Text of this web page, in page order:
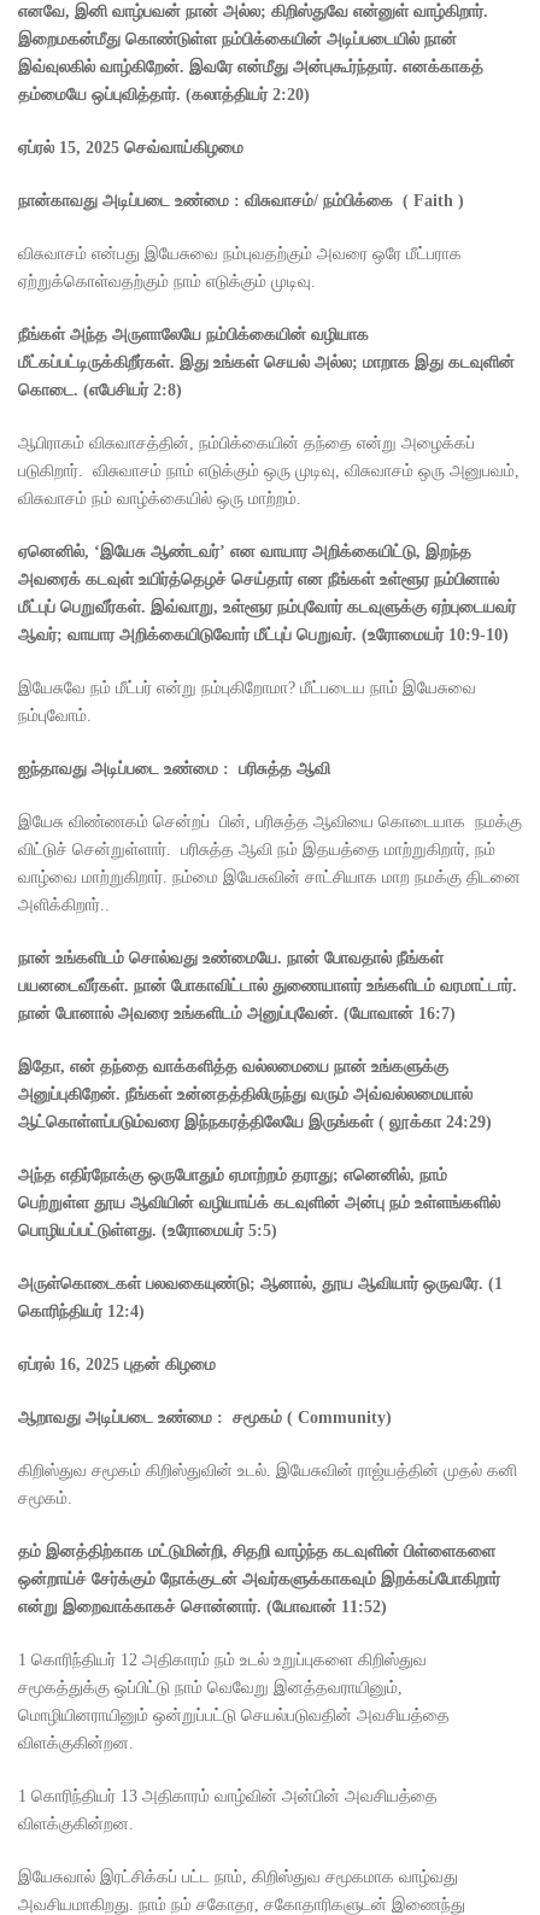
எனவே, இனி வாழ்பவன் நான் அல்ல; கிறிஸ்துவே என்னுள் வாழ்கிறார்.
இறைமகன்மீது கொண்டுள்ள நம்பிக்கையின் அடிப்படையில் நான்
இவ்வுலகில் வாழ்கிறேன். இவரே என்மீது அன்புகூர்ந்தார். எனக்காகத்
தம்மையே ஒப்புவித்தார். (கலாத்தியர் 2:20)
ஏப்ரல் 15, 2025 செவ்வாய்கிழமை
நான்காவது அடிப்படை உண்மை : விசுவாசம்/ நம்பிக்கை ( Faith )
விசுவாசம் என்பது இயேசுவை நம்புவதற்கும் அவரை ஒரே மீட்பராக
ஏற்றுக்கொள்வதற்கும் நாம் எடுக்கும் முடிவு.
நீங்கள் அந்த அருளாலேயே நம்பிக்கையின் வழியாக
மீட்கப்பட்டிருக்கிறீர்கள். இது உங்கள் செயல் அல்ல; மாறாக இது கடவுளின்
கொடை. (எபேசியர் 2:8)
ஆபிராகம் விசுவாசத்தின், நம்பிக்கையின் தந்தை என்று அழைக்கப்
படுகிறார். விசுவாசம் நாம் எடுக்கும் ஒரு முடிவு, விசுவாசம் ஒரு அனுபவம்,
விசுவாசம் நம் வாழ்க்கையில் ஒரு மாற்றம்.
ஏனெனில், ‘இயேசு ஆண்டவர்’ என வாயார அறிக்கையிட்டு, இறந்த
அவரைக் கடவுள் உயிர்த்தெழச் செய்தார் என நீங்கள் உள்ளூர நம்பினால்
மீட்புப் பெறுவீர்கள். இவ்வாறு, உள்ளூர நம்புவோர் கடவுளுக்கு ஏற்புடையவர்
ஆவர்; வாயார அறிக்கையிடுவோர் மீட்புப் பெறுவர். (உரோமையர் 10:9-10)
இயேசுவே நம் மீட்பர் என்று நம்புகிறோமா? மீட்படைய நாம் இயேசுவை
நம்புவோம்.
ஐந்தாவது அடிப்படை உண்மை : பரிசுத்த ஆவி
இயேசு விண்ணகம் சென்றப் பின், பரிசுத்த ஆவியை கொடையாக நமக்கு
விட்டுச் சென்றுள்ளார். பரிசுத்த ஆவி நம் இதயத்தை மாற்றுகிறார், நம்
வாழ்வை மாற்றுகிறார். நம்மை இயேசுவின் சாட்சியாக மாற நமக்கு திடனை
அளிக்கிறார்..
நான் உங்களிடம் சொல்வது உண்மையே. நான் போவதால் நீங்கள்
பயனடைவீர்கள். நான் போகாவிட்டால் துணையாளர் உங்களிடம் வரமாட்டார்.
நான் போனால் அவரை உங்களிடம் அனுப்புவேன். (யோவான் 16:7)
இதோ, என் தந்தை வாக்களித்த வல்லமையை நான் உங்களுக்கு
அனுப்புகிறேன். நீங்கள் உன்னதத்திலிருந்து வரும் அவ்வல்லமையால்
ஆட்கொள்ளப்படும்வரை இந்நகரத்திலேயே இருங்கள்( லூக்கா24:29)
அந்த எதிர்நோக்கு ஒருபோதும் ஏமாற்றம் தராது; எனெனில், நாம்
பெற்றுள்ள தூய ஆவியின் வழியாய்க் கடவுளின் அன்பு நம் உள்ளங்களில்
பொழியப்பட்டுள்ளது. (உரோமையர் 5:5)
அருள்கொடைகள் பலவகையுண்டு; ஆனால், தூய ஆவியார் ஒருவரே. (1
கொரிந்தியர் 12:4)
ஏப்ரல் 16, 2025 புதன் கிழமை
ஆறாவது அடிப்படை உண்மை : சமூகம் ( Community)
கிறிஸ்துவ சமூகம் கிறிஸ்துவின் உடல். இயேசுவின் ராஜ்யத்தின் முதல் கனி
சமூகம்.
தம் இனத்திற்காக மட்டுமின்றி, சிதறி வாழ்ந்த கடவுளின் பிள்ளைகளை
ஒன்றாய்ச் சேர்க்கும் நோக்குடன் அவர்களுக்காகவும் இறக்கப்போகிறார்
என்று இறைவாக்காகச் சொன்னார். (யோவான் 11:52)
1 கொரிந்தியர் 12 அதிகாரம் நம் உடல் உறுப்புகளை கிறிஸ்துவ
சமூகத்துக்கு ஒப்பிட்டு நாம் வெவேறு இனத்தவராயினும்,
மொழியினராயினும் ஒன்றுப்பட்டு செயல்படுவதின் அவசியத்தை
விளக்குகின்றன.
1 கொரிந்தியர் 13 அதிகாரம் வாழ்வின் அன்பின் அவசியத்தை
விளக்குகின்றன.
இயேசுவால் இரட்சிக்கப் பட்ட நாம், கிறிஸ்துவ சமூகமாக வாழ்வது
அவசியமாகிறது. நாம் நம் சகோதர, சகோதாரிகளுடன் இணைந்து